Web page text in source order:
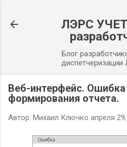
ЛЭРС
Блог
Веб-интерфейс. Ошибка
формирования отчета.
Автор: Михаил Ключко апреля